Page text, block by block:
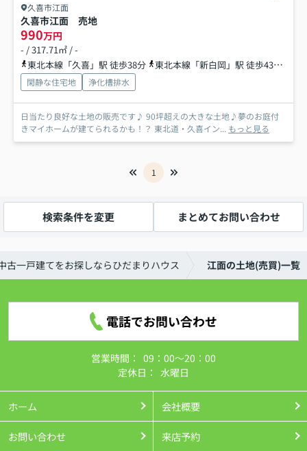
久喜市江面
久喜市江面 売地
990万円
- / 317.71㎡ / -
東北本線「久喜」駅 徒歩38分
東北本線「新白岡」駅 徒歩43分
閑静な住宅地 浄化槽排水
日当たり良好な土地の販売です♪ 90坪超えの大きな土地♪夢のお庭付
きマイホームが建てられるかも！？ 東北道・久喜イン... もっと見る
1
検索条件を変更 まとめてお問い合わせ
古一戸建てをお探しならひだまりハウス 江面の土地(売買)一覧
電話でお問い合わせ
営業時間： 09：00～20：00
定休日： 水曜日
ホーム 会社概要
お問い合わせ 来店予約